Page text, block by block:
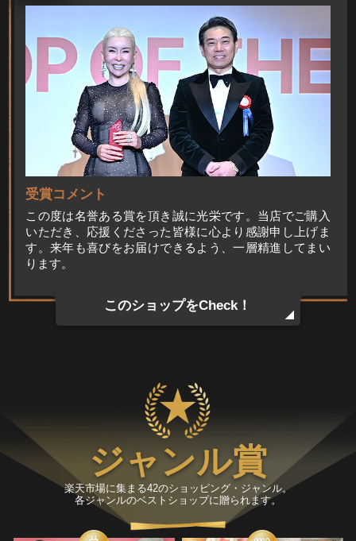
受賞コメント
この度は名誉ある賞を頂き誠に光栄です。当店でご購入
いただき、応援くださった皆様に心より感謝申し上げま
す。来年も喜びをお届けできるよう、一層精進してまい
ります。
このショップをCheck！
ジャンル賞
楽天市場に集まる42のショッピング・ジャンル。
各ジャンルのベストショップに贈られます。